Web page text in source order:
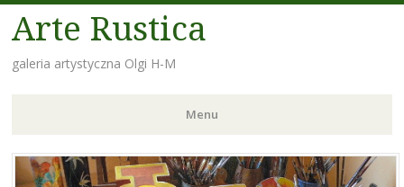
Arte Rustica
galeria artystyczna Olgi H-M
Menu
Skip